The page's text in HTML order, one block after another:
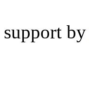
support by